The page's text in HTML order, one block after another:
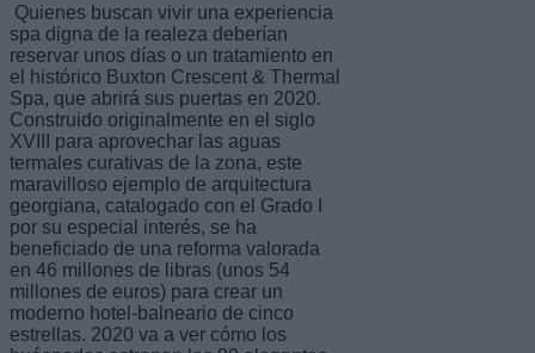
Quienes buscan vivir una experiencia
spa digna de la realeza deberían
reservar unos días o un tratamiento en
el histórico Buxton Crescent & Thermal
Spa, que abrirá sus puertas en 2020.
Construido originalmente en el siglo
XVIII para aprovechar las aguas
termales curativas de la zona, este
maravilloso ejemplo de arquitectura
georgiana, catalogado con el Grado I
por su especial interés, se ha
beneficiado de una reforma valorada
en 46 millones de libras (unos 54
millones de euros) para crear un
moderno hotel-balneario de cinco
estrellas. 2020 va a ver cómo los